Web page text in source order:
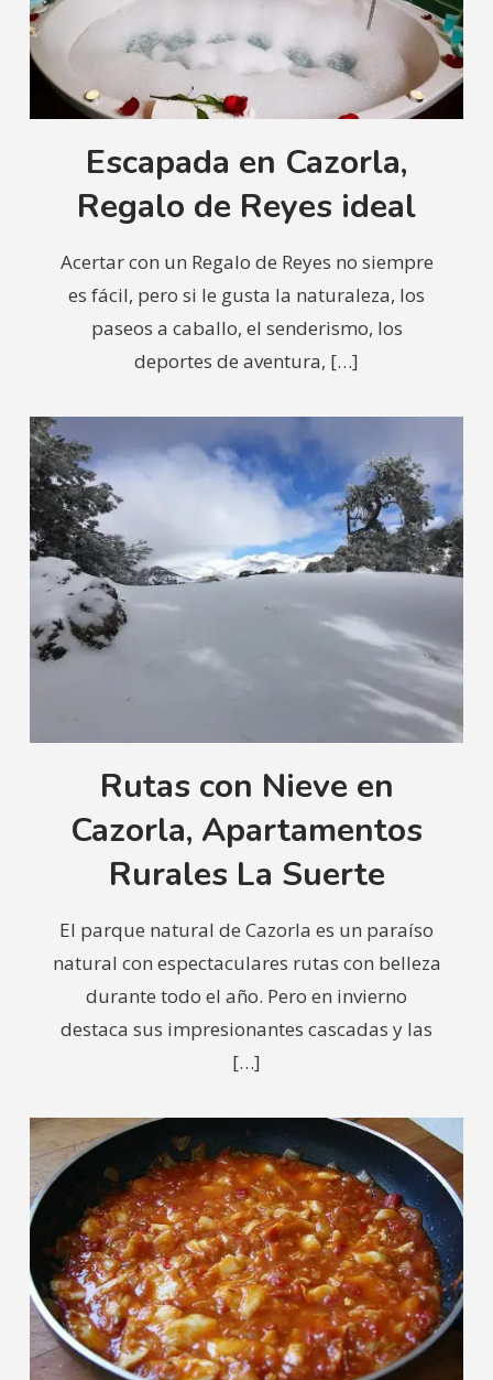
Escapada en Cazorla,
Regalo de Reyes ideal
Acertar con un Regalo de Reyes no siempre
es fácil, pero si le gusta la naturaleza, los
paseos a caballo, el senderismo, los
deportes de aventura, […]
Rutas con Nieve en
Cazorla, Apartamentos
Rurales La Suerte
El parque natural de Cazorla es un paraíso
natural con espectaculares rutas con belleza
durante todo el año. Pero en invierno
destaca sus impresionantes cascadas y las
[…]